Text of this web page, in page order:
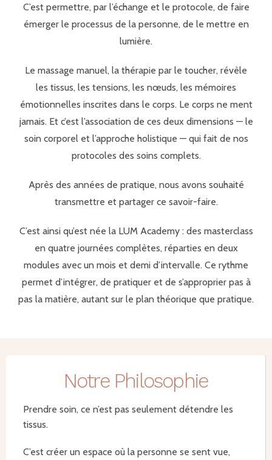
C’est permettre, par l’échange et le protocole, de faire
émerger le processus de la personne, de le mettre en
lumière.
Le massage manuel, la thérapie par le toucher, révèle
les tissus, les tensions, les nœuds, les mémoires
émotionnelles inscrites dans le corps. Le corps ne ment
jamais. Et c’est l’association de ces deux dimensions — le
soin corporel et l’approche holistique — qui fait de nos
protocoles des soins complets.
Après des années de pratique, nous avons souhaité
transmettre et partager ce savoir-faire.
C’est ainsi qu’est née la LUM Academy : des masterclass
en quatre journées complètes, réparties en deux
modules avec un mois et demi d’intervalle. Ce rythme
permet d’intégrer, de pratiquer et de s’approprier pas à
pas la matière, autant sur le plan théorique que pratique.
Notre Philosophie
Prendre soin, ce n’est pas seulement détendre les
tissus.
C’est créer un espace où la personne se sent vue,